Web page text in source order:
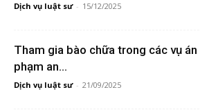
Dịch vụ luật sư - 15/12/2025
Tham gia bào chữa trong các vụ
phạm an...
Dịch vụ luật sư - 21/09/2025